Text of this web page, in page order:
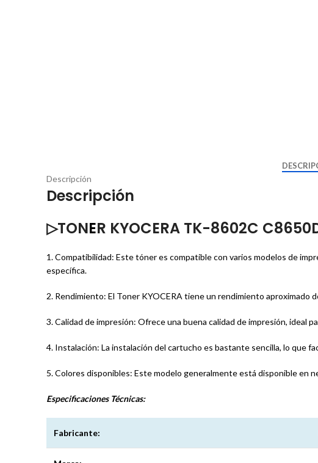
Descripción
Descripción
▷TONER KYOCERA TK-8602C
1. Compatibilidad: Este tóner es compatible con varios modelos de
específica.
2. Rendimiento: El Toner KYOCERA tiene un rendimiento aproximado
3. Calidad de impresión: Ofrece una buena calidad de impresión, ideal
4. Instalación: La instalación del cartucho es bastante sencilla, lo que
5. Colores disponibles: Este modelo generalmente está disponible en
Especificaciones Técnicas:
Fabricante: